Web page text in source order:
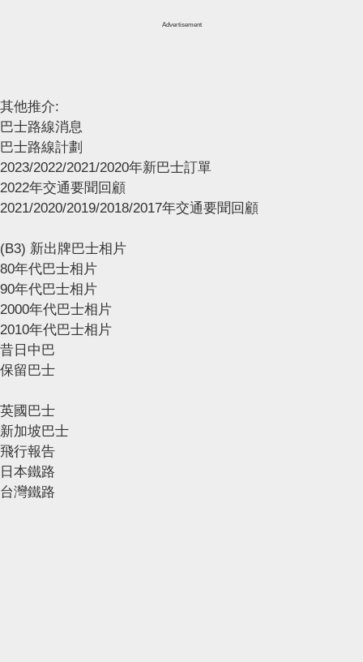
Advertisement
其他推介:
巴士路線消息
巴士路線計劃
2023/2022/2021/2020年新巴士訂單
2022年交通要聞回顧
2021/2020/2019/2018/2017年交通要聞回顧
(B3) 新出牌巴士相片
80年代巴士相片
90年代巴士相片
2000年代巴士相片
2010年代巴士相片
昔日中巴
保留巴士
英國巴士
新加坡巴士
飛行報告
日本鐵路
台灣鐵路